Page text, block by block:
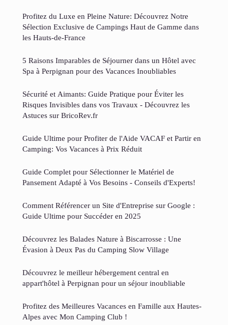
Profitez du Luxe en Pleine Nature: Découvrez Notre
Sélection Exclusive de Campings Haut de Gamme dans
les Hauts-de-France
5 Raisons Imparables de Séjourner dans un Hôtel avec
Spa à Perpignan pour des Vacances Inoubliables
Sécurité et Aimants: Guide Pratique pour Éviter les
Risques Invisibles dans vos Travaux - Découvrez les
Astuces sur BricoRev.fr
Guide Ultime pour Profiter de l'Aide VACAF et Partir en
Camping: Vos Vacances à Prix Réduit
Guide Complet pour Sélectionner le Matériel de
Pansement Adapté à Vos Besoins - Conseils d'Experts!
Comment Référencer un Site d'Entreprise sur Google :
Guide Ultime pour Succéder en 2025
Découvrez les Balades Nature à Biscarrosse : Une
Évasion à Deux Pas du Camping Slow Village
Découvrez le meilleur hébergement central en
appart'hôtel à Perpignan pour un séjour inoubliable
Profitez des Meilleures Vacances en Famille aux Hautes-
Alpes avec Mon Camping Club !